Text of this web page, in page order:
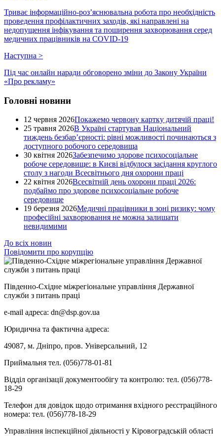
Триває інформаційно-роз’яснювальна робота про необхідність
проведення профілактичних заходів, які направлені на
недопущення інфікування та поширення захворювання серед
медичних працівників на COVID-19
Наступна >
Під час онлайн наради обговорено зміни до Закону України
«Про рекламу»
Головні новини
12 червня 2026Покажемо червону картку дитячій праці!
25 травня 2026В Україні стартував Національний
тиждень безбар’єрності: рівні можливості починаються з
доступного робочого середовища
30 квітня 2026Забезпечимо здорове психосоціальне
робоче середовище: в Києві відбулося засідання круглого
столу з нагоди Всесвітнього дня охорони праці
22 квітня 2026Всесвітній день охорони праці 2026:
подбаймо про здорове психосоціальне робоче
середовище
19 березня 2026Медичні працівники в зоні ризику: чому
професійні захворювання не можна залишати
невидимими
До всіх новин
Повідомити про корупцію
Південно-Східне міжрегіональне управління Державної
служби з питань праці
e-mail адреса: dn@dsp.gov.ua
Юридична та фактична адреса:
49087, м. Дніпро, пров. Універсальний, 12
Приймальня тел. (056)778-01-81
Відділ організації документообігу та контролю: тел. (056)778-
18-29
Телефон для довідок щодо отримання вхідного реєстраційного
номера: тел. (056)778-18-29
Управління інспекційної діяльності у Кіровоградській області